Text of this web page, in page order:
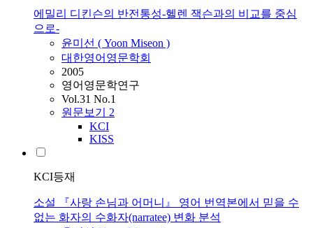
에밀리 디킨슨의 반전통성-헬렌 잭슨과의 비교를 중심
으로-
윤미선 ( Yoon Miseon )
대한영어영문학회
2005
영어영문학연구
Vol.31 No.1
원문보기 2
KCI
KISS
KCI등재
소설 『사랑 손님과 어머니』 영어 번역본에서 믿을 수
없는 화자의 수화자(narratee) 변화 분석